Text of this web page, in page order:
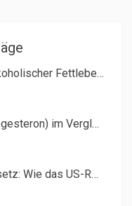
Statine bei nicht-alkoholischer Fettleber: Sicherheit und Überwachung
Cycrin (Medroxyprogesteron) im Vergleich: Alternativen & Bewertung
Hatch-Waxman-Gesetz: Wie das US-Recht Generika-Zulassung und Preise regelt